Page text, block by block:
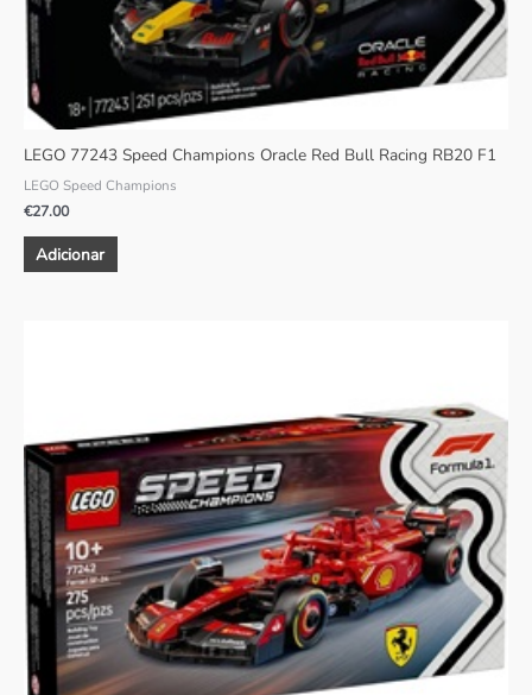
LEGO 77243 Speed Champions Oracle Red Bull Racing RB20 F1
LEGO Speed Champions
€27.00
Adicionar